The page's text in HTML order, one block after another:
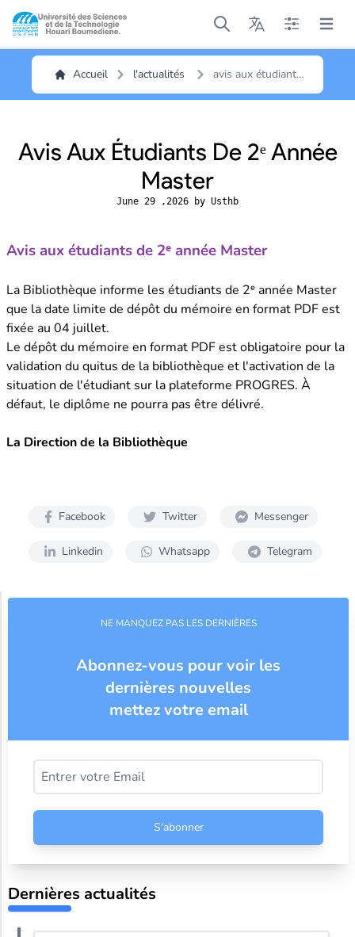
Open main menu
Open main menu
Open main
Open
Accueil l'actualités
avis aux étudiants
de 2ᵉ année
Avis Aux Étudiants De 2ᵉ Année
Master
June 29 ,2026 by Usthb
Avis aux étudiants de 2ᵉ année Master
La Bibliothèque informe les étudiants de 2ᵉ année Master
que la date limite de dépôt du mémoire en format PDF est
fixée au 04 juillet.
Le dépôt du mémoire en format PDF est obligatoire pour la
validation du quitus de la bibliothèque et l'activation de la
situation de l'étudiant sur la plateforme PROGRES. À
défaut, le diplôme ne pourra pas être délivré.
La Direction de la Bibliothèque
Facebook Twitter Messenger
Linkedin Whatsapp Telegram
NE MANQUEZ PAS LES DERNIÈRES
Abonnez-vous pour voir les
dernières nouvelles
mettez votre email
S'abonner
Dernières actualités